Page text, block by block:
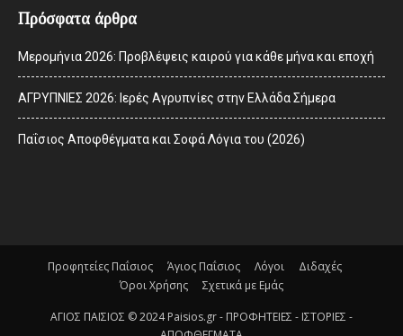
Πρόσφατα άρθρα
Μερομήνια 2026: Προβλέψεις καιρού για κάθε μήνα και εποχή
ΑΓΡΥΠΝΙΕΣ 2026: Ιερές Αγρυπνίες στην Ελλάδα Σήμερα
Παΐσιος Αποφθέγματα και Σοφά Λόγια του (2026)
Προφητείες Παΐσιος Άγιος Παΐσιος Λόγοι
Διδαχές
Όροι Χρήσης
Σχετικά με Εμάς
ΑΓΙΟΣ ΠΑΙΣΙΟΣ © 2024 Paisios.gr - ΠΡΟΦΗΤΕΙΕΣ - ΙΣΤΟΡΙΕΣ -